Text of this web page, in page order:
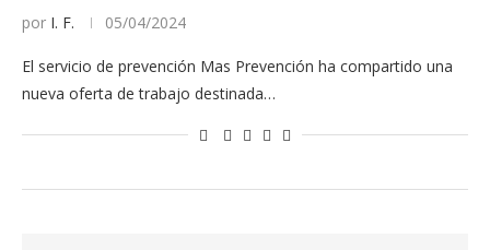
por I. F. 05/04/2024
El servicio de prevención Mas Prevención ha compartido una
nueva oferta de trabajo destinada…